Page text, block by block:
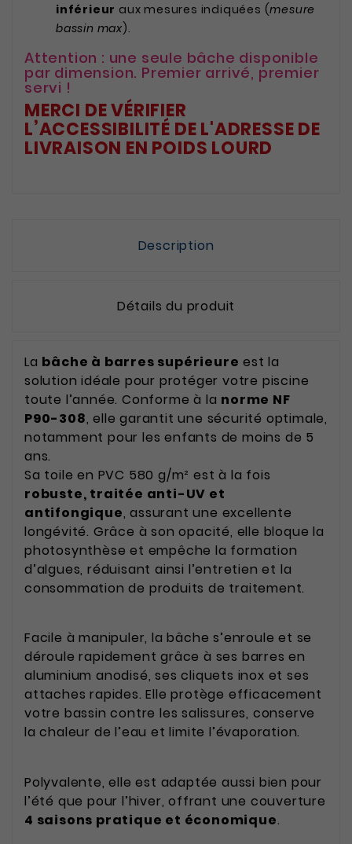
inférieur aux mesures indiquées (mesure
bassin max).
Attention : une seule bâche disponible
par dimension. Premier arrivé, premier
servi !
MERCI DE VÉRIFIER
L’ACCESSIBILITÉ DE L'ADRESSE DE
LIVRAISON EN POIDS LOURD
Description
Détails du produit
La bâche à barres supérieure est la
solution idéale pour protéger votre piscine
toute l’année. Conforme à la norme NF
P90-308, elle garantit une sécurité optimale,
notamment pour les enfants de moins de 5
ans.
Sa toile en PVC 580 g/m² est à la fois
robuste, traitée anti-UV et
antifongique, assurant une excellente
longévité. Grâce à son opacité, elle bloque la
photosynthèse et empêche la formation
d’algues, réduisant ainsi l’entretien et la
consommation de produits de traitement.
Facile à manipuler, la bâche s’enroule et se
déroule rapidement grâce à ses barres en
aluminium anodisé, ses cliquets inox et ses
attaches rapides. Elle protège efficacement
votre bassin contre les salissures, conserve
la chaleur de l’eau et limite l’évaporation.
Polyvalente, elle est adaptée aussi bien pour
l’été que pour l’hiver, offrant une couverture
4 saisons pratique et économique.